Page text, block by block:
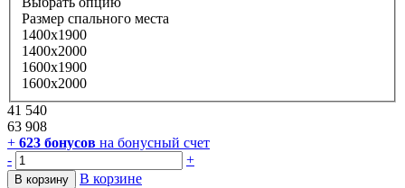
Размер спального места
1400х1900
1400х2000
1600х1900
1600х2000
41 540
63 908
+ 623 бонусов на бонусный счет
-
+
В корзину
В корзине